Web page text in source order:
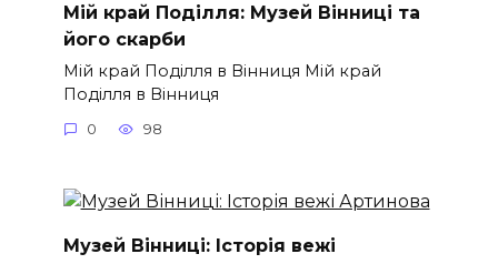
Мій край Поділля: Музей Вінниці та
його скарби
Мій край Поділля в Вінниця Мій край
Поділля в Вінниця
0 98
Музей Вінниці: Історія вежі